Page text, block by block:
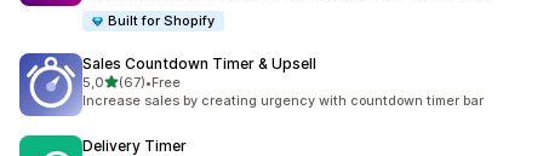
Built for Shopify
Sales Countdown Timer & Upsell
5,0z 5 hvězd
(67)
Celkový počet recenzí: 67
•Free
Increase sales by creating urgency with countdown timer bar
Delivery Timer